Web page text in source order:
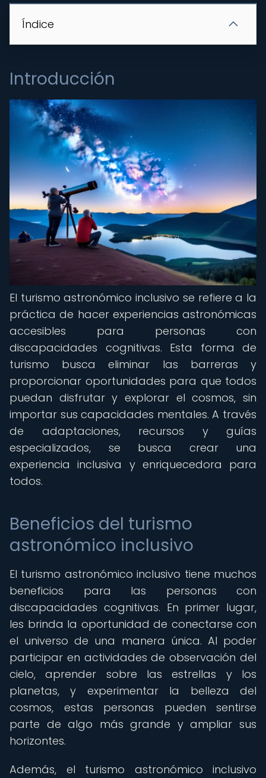
Índice
Introducción
El turismo astronómico inclusivo se refiere a la
práctica de hacer experiencias astronómicas
accesibles para personas con
discapacidades cognitivas. Esta forma de
turismo busca eliminar las barreras y
proporcionar oportunidades para que todos
puedan disfrutar y explorar el cosmos, sin
importar sus capacidades mentales. A través
de adaptaciones, recursos y guías
especializados, se busca crear una
experiencia inclusiva y enriquecedora para
todos.
Beneficios del turismo
astronómico inclusivo
El turismo astronómico inclusivo tiene muchos
beneficios para las personas con
discapacidades cognitivas. En primer lugar,
les brinda la oportunidad de conectarse con
el universo de una manera única. Al poder
participar en actividades de observación del
cielo, aprender sobre las estrellas y los
planetas, y experimentar la belleza del
cosmos, estas personas pueden sentirse
parte de algo más grande y ampliar sus
horizontes.
Además, el turismo astronómico inclusivo